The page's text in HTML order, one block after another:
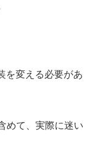
を変える必要があ
めて、実際に迷い